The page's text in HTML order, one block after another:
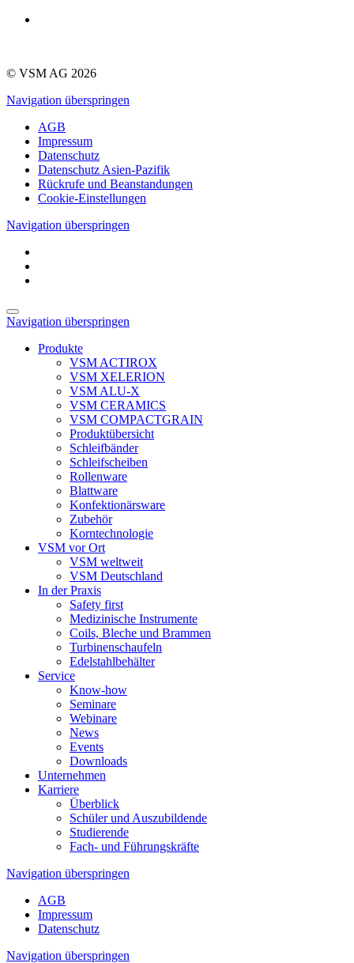
© VSM AG 2026
Navigation überspringen
AGB
Impressum
Datenschutz
Datenschutz Asien-Pazifik
Rückrufe und Beanstandungen
Cookie-Einstellungen
Navigation überspringen
Navigation überspringen
Produkte
VSM ACTIROX
VSM XELERION
VSM ALU-X
VSM CERAMICS
VSM COMPACTGRAIN
Produktübersicht
Schleifbänder
Schleifscheiben
Rollenware
Blattware
Konfektionärsware
Zubehör
Korntechnologie
VSM vor Ort
VSM weltweit
VSM Deutschland
In der Praxis
Safety first
Medizinische Instrumente
Coils, Bleche und Brammen
Turbinenschaufeln
Edelstahlbehälter
Service
Know-how
Seminare
Webinare
News
Events
Downloads
Unternehmen
Karriere
Überblick
Schüler und Auszubildende
Studierende
Fach- und Führungs­kräfte
Navigation überspringen
AGB
Impressum
Datenschutz
Navigation überspringen